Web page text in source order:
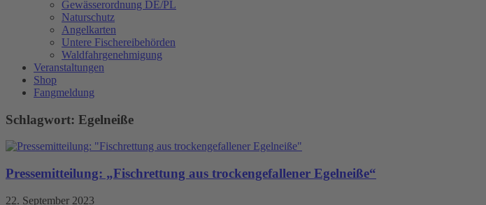
Gewässerordnung DE/PL
Naturschutz
Angelkarten
Untere Fischereibehörden
Waldfahrgenehmigung
Veranstaltungen
Shop
Fangmeldung
Schlagwort: Egelneiße
Pressemitteilung: „Fischrettung aus trockengefallener Egelneiße“
22. September 2023